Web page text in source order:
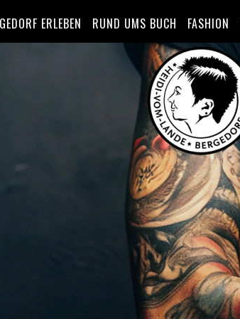
ERLEBEN RUND UMS BUCH FASHION